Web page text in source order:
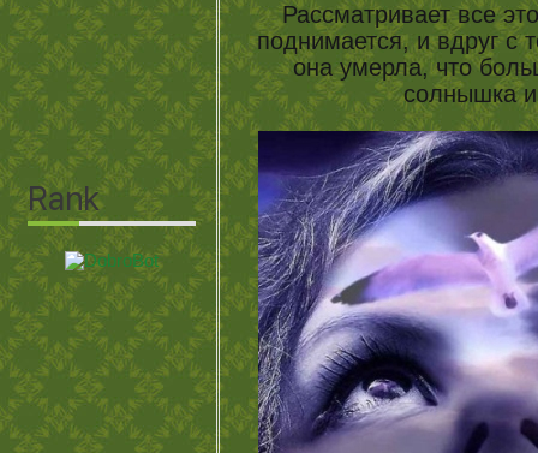
Рассматривает все
поднимается, и вдруг с
она умерла, что
солнышка